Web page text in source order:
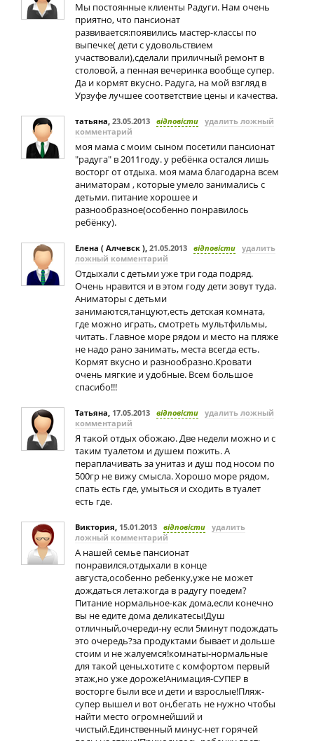
Мы постоянные клиенты Радуги. Нам очень
приятно, что пансионат
развивается:появились мастер-классы по
выпечке( дети с удовольствием
участвовали),сделали приличный ремонт в
столовой, а пенная вечеринка вообще супер.
Да и кормят вкусно. Радуга, на мой взгляд в
Урзуфе лучшее соответствие цены и качества.
татьяна, 23.05.2013 відповісти удалить ложный
комментарий
моя мама с моим сыном посетили пансионат
"радуга" в 2011году. у ребёнка остался лишь
восторг от отдыха. моя мама благодарна всем
аниматорам , которые умело занимались с
детьми. питание хорошее и
разнообразное(особенно понравилось
ребёнку).
Елена ( Алчевск ), 21.05.2013 відповісти удалить
ложный комментарий
Отдыхали с детьми уже три года подряд.
Очень нравится и в этом году дети зовут туда.
Аниматоры с детьми
занимаются,танцуют,есть детская комната,
где можно играть, смотреть мультфильмы,
читать. Главное море рядом и место на пляже
не надо рано занимать, места всегда есть.
Кормят вкусно и разнообразно.Кровати
очень мягкие и удобные. Всем большое
спасибо!!!
Татьяна, 17.05.2013 відповісти удалить ложный
комментарий
Я такой отдых обожаю. Две недели можно и с
таким туалетом и душем пожить. А
пераплачивать за унитаз и душ под носом по
500гр не вижу смысла. Хорошо море рядом,
спать есть где, умыться и сходить в туалет
есть где.
Виктория, 15.01.2013 відповісти удалить
ложный комментарий
А нашей семье пансионат
понравился,отдыхали в конце
августа,особенно ребенку,уже не может
дождаться лета:когда в радугу поедем?
Питание нормальное-как дома,если конечно
вы не едите дома деликатесы!Душ
отличный,очереди-ну если 5минут подождать
это очередь?за продуктами бывает и дольше
стоим и не жалуемся!комнаты-нормальные
для такой цены,хотите с комфортом первый
этаж,но уже дороже!Анимация-СУПЕР в
восторге были все и дети и взрослые!Пляж-
супер вышел и вот он,бегать не нужно чтобы
найти место огромнейший и
чистый.Единственный минус-нет горячей